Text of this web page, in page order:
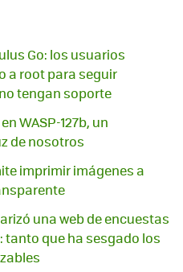
Go: los usuarios
a root para seguir
tengan soporte
WASP-127b, un
de nosotros
imprimir imágenes a
una web de encuestas
que ha sesgado los